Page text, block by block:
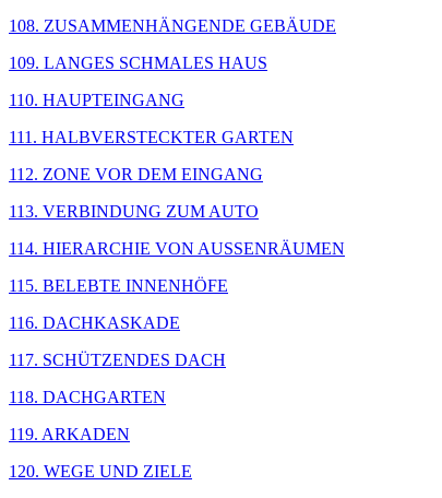
108. ZUSAMMENHÄNGENDE GEBÄUDE
109. LANGES SCHMALES HAUS
110. HAUPTEINGANG
111. HALBVERSTECKTER GARTEN
112. ZONE VOR DEM EINGANG
113. VERBINDUNG ZUM AUTO
114. HIERARCHIE VON AUSSENRÄUMEN
115. BELEBTE INNENHÖFE
116. DACHKASKADE
117. SCHÜTZENDES DACH
118. DACHGARTEN
119. ARKADEN
120. WEGE UND ZIELE